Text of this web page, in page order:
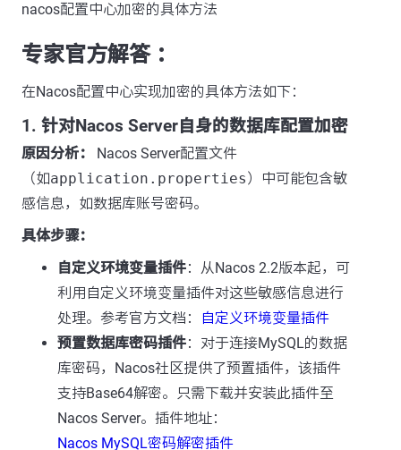
nacos配置中心加密的具体方法
专家官方解答 ：
在Nacos配置中心实现加密的具体方法如下：
1. 针对Nacos Server自身的数据库配置加密
原因分析：
Nacos Server配置文件
（如application.properties）中可能包含敏
感信息，如数据库账号密码。
具体步骤：
自定义环境变量插件：从Nacos 2.2版本起，可
利用自定义环境变量插件对这些敏感信息进行
处理。参考官方文档：
自定义环境变量插件
预置数据库密码插件：对于连接MySQL的数据
库密码，Nacos社区提供了预置插件，该插件
支持Base64解密。只需下载并安装此插件至
Nacos Server。插件地址：
Nacos MySQL密码解密插件